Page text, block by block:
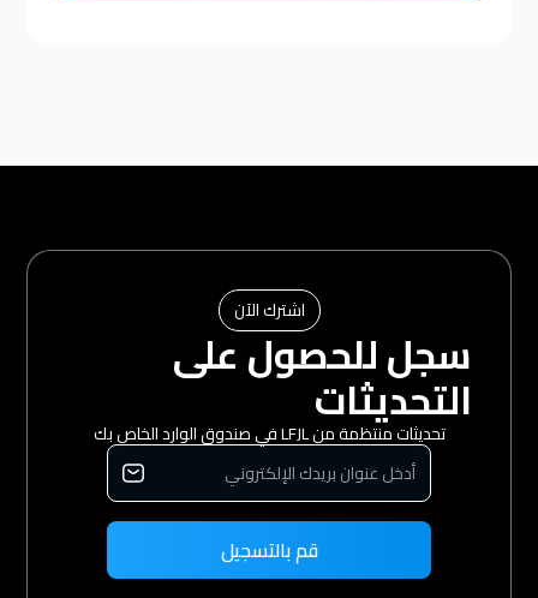
اشترك الآن
سجل للحصول على
التحديثات
تحديثات منتظمة من LFJL في صندوق الوارد الخاص بك